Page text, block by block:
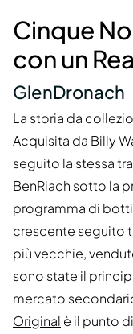
Cinque
con un
GlenDronach
La storia da
Acquisita da Billy
seguito la stessa
BenRiach sotto la
programma di
crescente seguito
più vecchie,
sono state il
mercato
Original è il punto